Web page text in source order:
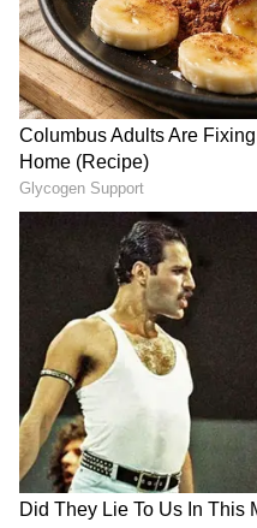
தான்! கடின
'கோடீஸ்வர யோகம்'
பணக்காரர்களாக
அப்படியென்றால்,
அந்த அதிர்ஷ்டம்
நீங்களும் அந்தப்
இருக்கிறீர்களா?
ஏசியாநெட்